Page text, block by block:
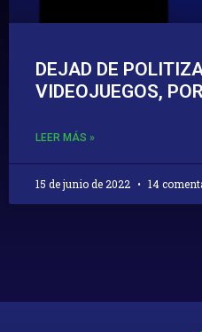
DEJAD DE
VIDEOJUEGOS,
LEER MÁS »
15 de junio de 2022 14